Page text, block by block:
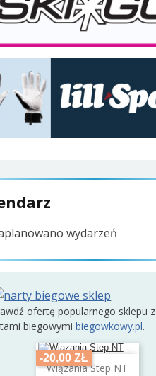
wydarzeń
ofertę popularnego sklepu z
biegowymibiegowkowy.pl.
-20,00 ZŁ
Wiązania Step NT
Dodaj do koszyka